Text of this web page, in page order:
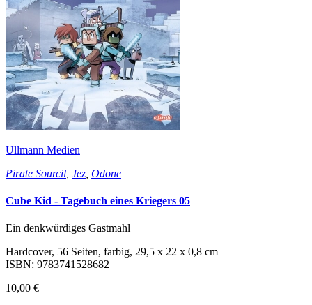
Ullmann Medien
Pirate Sourcil Jez Odone
Cube Kid - Tagebuch eines Kriegers 05
Ein denkwürdiges Gastmahl
Hardcover, 56 Seiten, farbig, 29,5 x 22 x 0,8 cm
ISBN: 9783741528682
10,00 €